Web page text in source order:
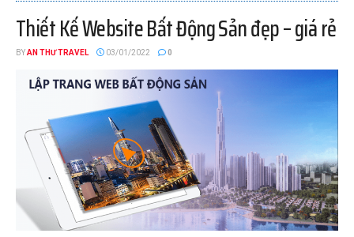
Thiết Kế Website Bất Động Sản đẹp – giá rẻ
BYAN THƯ TRAVEL 03/01/2022 0